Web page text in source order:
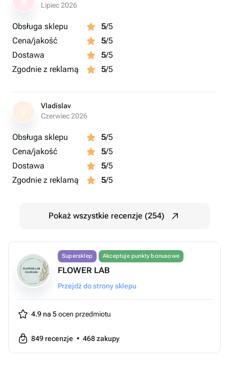
Lipiec 2026
Obsługa sklepu 5/5
Cena/jakość
5/5
Dostawa
5/5
Zgodnie z reklamą
5/5
V
Vladislav
Czerwiec 2026
Obsługa sklepu 5/5
Cena/jakość
5/5
Dostawa
5/5
Zgodnie z reklamą
5/5
Pokaż wszystkie recenzje (254)
Supersklep Akceptuje punkty bonusowe
FLOWER LAB
Przejdź do strony sklepu
4.9 na 5ocen przedmiotu
849 recenzje • 468zakupy